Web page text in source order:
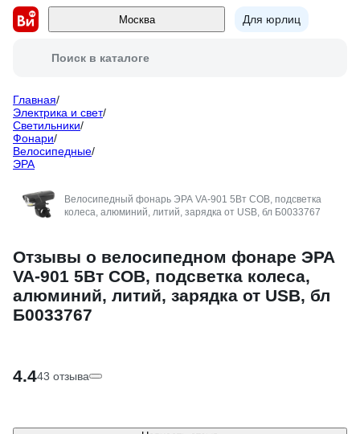
Москва Для юрлиц
Поиск в каталоге
Главная/
Электрика и свет/
Светильники/
Фонари/
Велосипедные/
ЭРА
Велосипедный фонарь ЭРА VA-901 5Вт COB, подсветка
колеса, алюминий, литий, зарядка от USB, бл Б0033767
Отзывы о велосипедном фонаре ЭРА
VA-901 5Вт COB, подсветка колеса,
алюминий, литий, зарядка от USB, бл
Б0033767
4.443 отзыва